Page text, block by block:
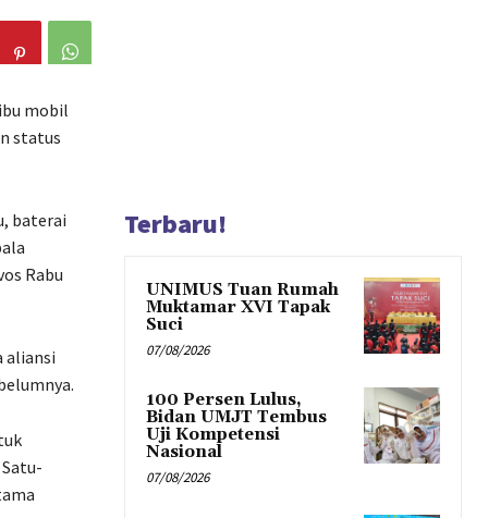
mobil
status
baterai
Rabu
aliansi
Terbaru!
UNIMUS Tuan Rumah
Muktamar XVI Tapak
Suci
07/08/2026
100 Persen Lulus,
Bidan UMJT Tembus
Uji Kompetensi
Nasional
07/08/2026